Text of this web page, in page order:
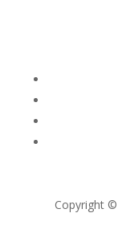
Copyright